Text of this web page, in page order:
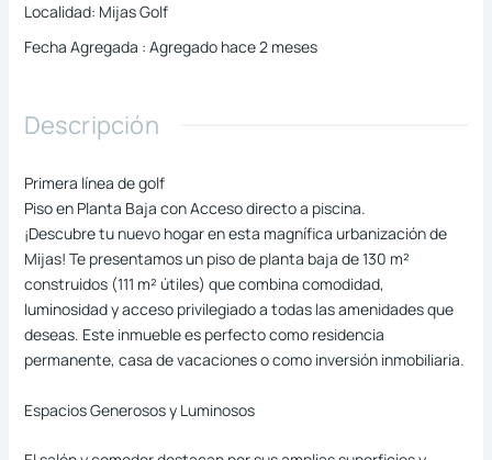
Localidad: Mijas Golf
Fecha Agregada : Agregado hace 2 meses
Descripción
Primera línea de golf
Piso en Planta Baja con Acceso directo a piscina.
¡Descubre tu nuevo hogar en esta magnífica urbanización de
Mijas! Te presentamos un piso de planta baja de 130 m²
construidos (111 m² útiles) que combina comodidad,
luminosidad y acceso privilegiado a todas las amenidades que
deseas. Este inmueble es perfecto como residencia
permanente, casa de vacaciones o como inversión inmobiliaria.
Espacios Generosos y Luminosos